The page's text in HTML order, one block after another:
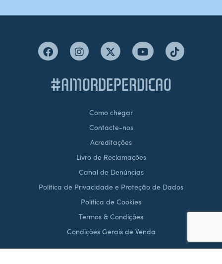
#AMORDEPERDICAO
Como chegar
Contacte-nos
Acreditações
Livro de Reclamações
Canal de Denúncias
Política de Privacidade e Proteção de Dados
Política de Cookies
Termos & Condições
Condições Gerais de Venda